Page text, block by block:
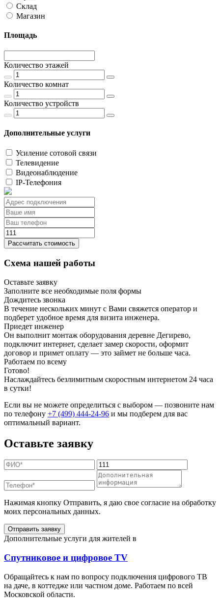
Склад
Магазин
Площадь
Количество этажей
Количество комнат
Количество устройств
Дополнительные услуги
Усиление сотовой связи
Телевидение
Видеонаблюдение
IP-Телефония
Рассчитать стоимость
Схема нашей работы
Оставьте заявку
Заполните все необходимые поля формы
Дождитесь звонка
В течение нескольких минут с Вами свяжется оператор и
подберет удобное время для визита инженера.
Приедет инженер
Он выполнит монтаж оборудования деревне Дегирево,
подключит интернет, сделает замер скорости, оформит
договор и примет оплату — это займет не больше часа.
Работаем по всему
Готово!
Наслаждайтесь безлимитным скоростным интернетом 24 часа
в сутки!
Если вы не можете определиться с выбором — позвоните нам
по телефону +7 (499) 444-24-96 и мы подберем для вас
оптимальный вариант.
Оставьте заявку
Нажимая кнопку Отправить, я даю свое согласие на обработку
моих персональных данных.
Отправить заявку
Дополнительные услуги для жителей в
Спутниковое и цифровое TV
Обращайтесь к нам по вопросу подключения цифрового ТВ
на даче, в коттедже или частном доме. Работаем по всей
Московской области.